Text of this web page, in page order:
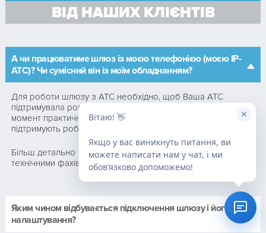
Вітаю! 👋
Якщо у вас виникнуть питання, ви
можете написати нам у чат, і ми
обовʼязково допоможемо!
×
ВІД НАШИХ КЛІЄНТІВ
А чи працюватиме шлюз із моєю телефонією (моєю IP-
АТС)? Чи сумісний він із моїм обладнанням?
Для роботи шлюзу з АТС необхідно, щоб Ваша АТС
підтримувала роботу за протоколом SIP. На поточний
момент практично з усіма поширеними АТС шлюзи Dinstar
підтримують роботу.
Більш детально Ви можете проконсультуватися з нашими
технічними фахівцями по телефону.
Яким чином відбувається підключення шлюзу і його
налаштування?